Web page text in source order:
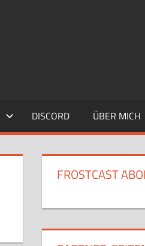
DISCORD ÜBER MICH
FROSTCAST